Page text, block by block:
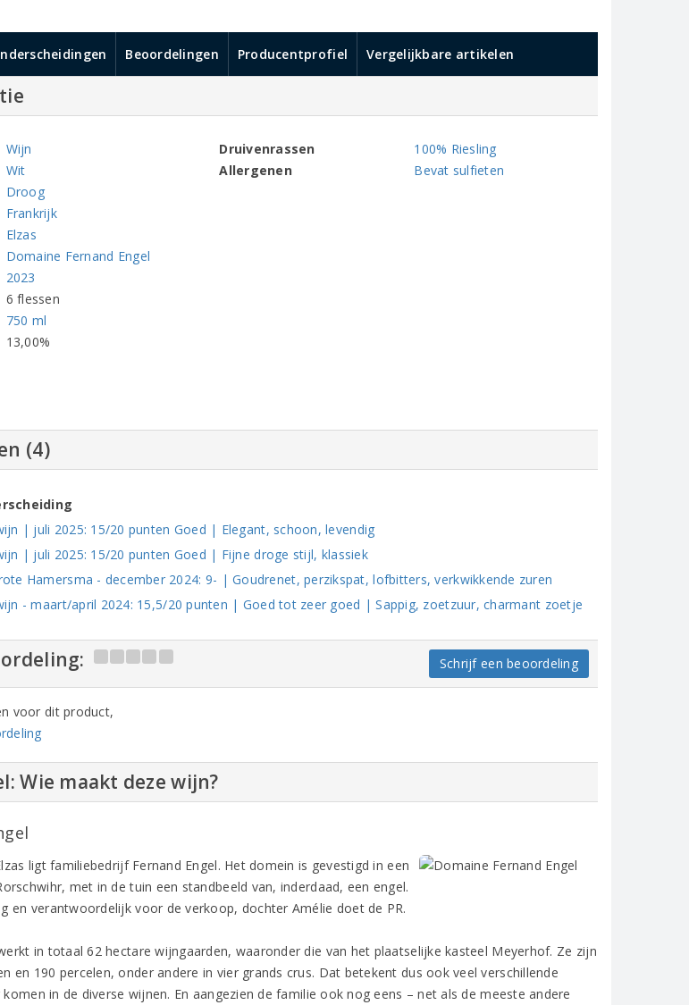
Beoordelingen Producentprofiel Vergelijkbare artikelen
Wijn
Wit
Droog
Frankrijk
Elzas
Domaine Fernand Engel
2023
6 flessen
750 ml
13,00%
Druivenrassen
100% Riesling
Allergenen
Bevat sulfieten
(4)
| juli 2025: 15/20 punten Goed | Elegant, schoon, levendig
| juli 2025: 15/20 punten Goed | Fijne droge stijl, klassiek
Hamersma - december 2024: 9- | Goudrenet, perzikspat, lofbitters, verkwikkende zuren
- maart/april 2024: 15,5/20 punten | Goed tot zeer goed | Sappig, zoetzuur, charmant zoetje
Schrijf een beoordeling
voor dit product,
Wie maakt deze wijn?
ligt familiebedrijf Fernand Engel. Het domein is gevestigd in een
met in de tuin een standbeeld van, inderdaad, een engel.
en verantwoordelijk voor de verkoop, dochter Amélie doet de PR.
in totaal 62 hectare wijngaarden, waaronder die van het plaatselijke kasteel Meyerhof. Ze zijn
en 190 percelen, onder andere in vier grands crus. Dat betekent dus ook veel verschillende
in de diverse wijnen. En aangezien de familie ook nog eens – net als de meeste andere